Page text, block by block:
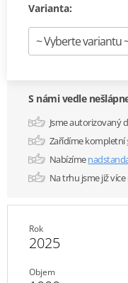
Varianta:
S námi vedle
Jsme autorizovaný
Zařídíme kompletní
Nabízíme
Na trhu jsme již více
Rok
2025
Objem